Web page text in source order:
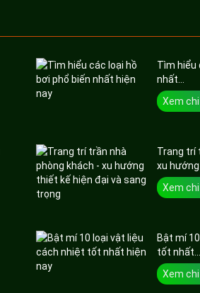
Tìm hiểu
nhất...
Xem
Trang trí
xu hướng
Xem
Bật mí
tốt nhất...
Xem